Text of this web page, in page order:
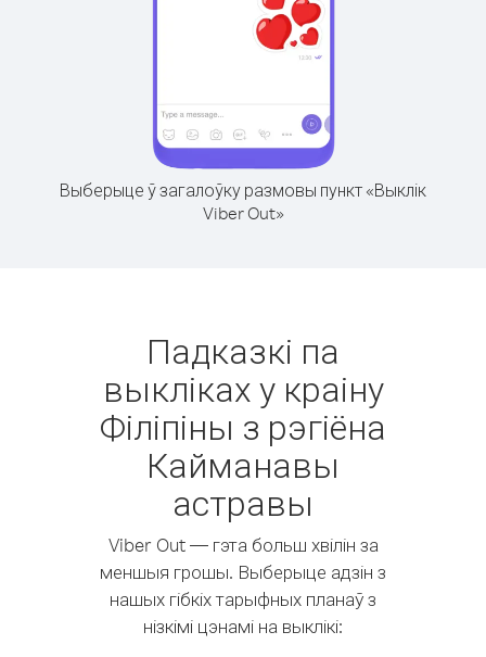
Выберыце ў загалоўку размовы пункт «Выклік
Viber Out»
Падказкі па
выкліках у краіну
Філіпіны з рэгіёна
Кайманавы
астравы
Viber Out — гэта больш хвілін за
меншыя грошы. Выберыце адзін з
нашых гібкіх тарыфных планаў з
нізкімі цэнамі на выклікі: